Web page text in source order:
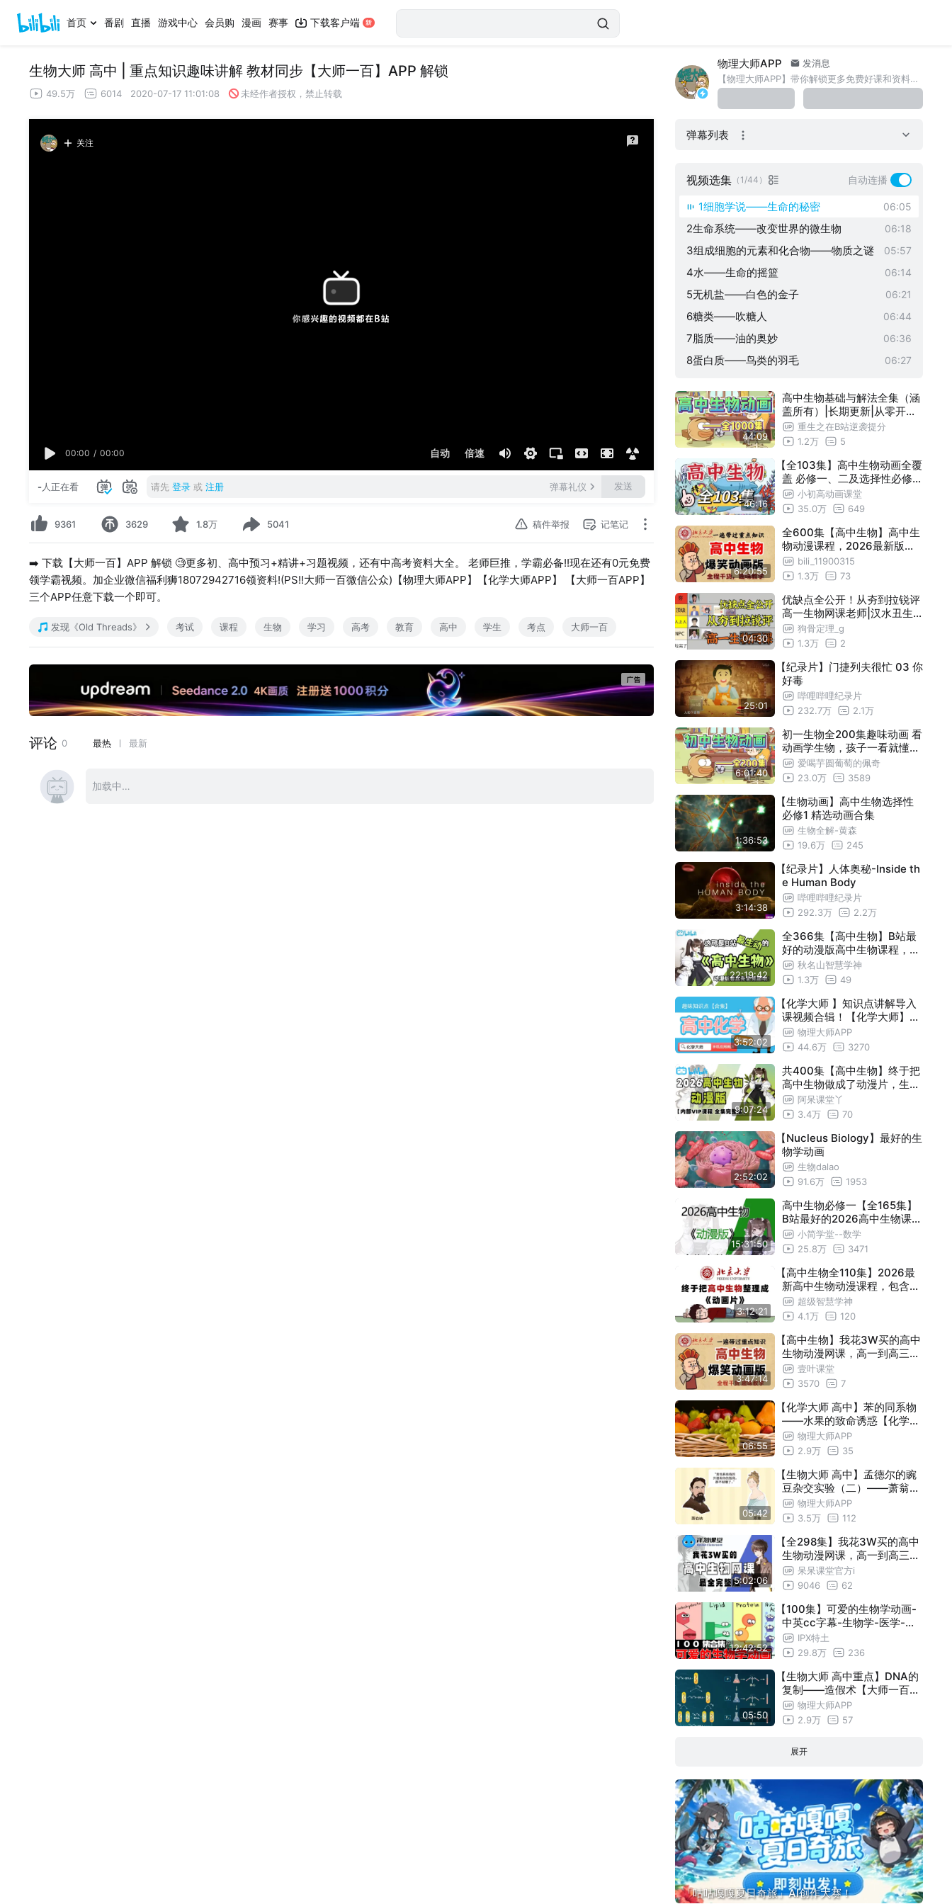
首页 番剧 直播 游戏中心 会员购 漫画 赛事 下载客户端
生物大师 高中 | 重点知识趣味讲解 教材同步【大师一百】APP 解锁
49.5万 6014 2020-07-17 11:01:08 未经作者授权，禁止转载
关注
00:00 / 00:00 自动 倍速
-人正在看 请先 登录 或 注册 弹幕礼仪 发送
9361 3629 1.8万 5041 稿件举报 记笔记
➡️ 下载【大师一百】APP 解锁 🧐更多初、高中预习+精讲+习题视频，还有中高考资料大全。 老师巨推，学霸必备!!现在还有0元免费
领学霸视频。加企业微信福利狮18072942716领资料!(PS!!大师一百微信公众)【物理大师APP】【化学大师APP】 【大师一百APP】
三个APP任意下载一个即可。
发现《Old Threads》 考试 课程 生物 学习 高考 教育 高中 学生 考点 大师一百
物理大师APP
发消息
【物理大师APP】带你解锁更多免费好课和资料！ 学科知识内容请关注微信公号物理大师、化学大师、数学大师。 商务合作联系：wdh-798
弹幕列表
视频选集 （1/44） 自动连播
1细胞学说——生命的秘密 06:05
2生命系统——改变世界的微生物 06:18
3组成细胞的元素和化合物——物质之谜 05:57
4水——生命的摇篮 06:14
5无机盐——白色的金子 06:21
6糖类——吹糖人 06:44
7脂质——油的奥妙 06:36
8蛋白质——鸟类的羽毛 06:27
10细胞膜的探索历程——医学之花 07:00
11细胞膜——系统的边界 06:30
12细胞器之间的分工——起飞，中国
13细胞器之间的协调配合——超级工厂 06:01
14细胞核的功能——克隆技术
15细胞核的结构——人体的大脑
16被动运输——通道蛋白与诺贝尔奖 05:37
17主动运输和胞吞胞吐——千与千寻
18酶的作用——夺命胰腺炎
19酶的本质——酿酒的故事 06:49
20酶的特性——制糖法的改进
21细胞呼吸——桃源酒家
22捕获光能的色素和结构——垂直农场 05:39
23光合作用的原理——农谚里的智慧
24细胞的增殖——感知未来
25有丝分裂——活字印刷 05:02
26细胞的分化——造血干细胞的采集 05:11
27细胞的衰老和死亡——被复制的人
28孟德尔的豌豆杂交实验（一）——豌
豆公主
05:58
29孟德尔的豌豆杂交实验（二）——萧
翁的幽默
30减数分裂和受精作用——破镜重圆
31基因在染色体上——人类基因组计划 06:04
32伴性遗传——欧洲皇室病
33DNA是主要的遗传物质（上）——星
际探索
34DNA是主要的遗传物质（下）——后
抗生素时代
05:31
35DNA的结构——美丽几何 05:19
36DNA的复制——造假术
37基因通常是有遗传效应的DNA片段—
—黄金大米
05:56
38基因指导蛋白质的合成（上）——侏
罗纪世界
06:18
39基因指导蛋白质的合成（下）——国
医的魅力
40基因表达与性状的关系——双子杀手
41基因突变——滚蛋吧，肿瘤君 05:51
42基因重组——朱砂鱼谱
43染色体变异——慢粒白血病
44人类遗传病——猩球崛起
44:09
高中生物基础与解法全集（涵
盖所有）|长期更新|从零开始
拯救所有学渣！
重生之在B站逆袭提分
1.2万
5
46:16
【全103集】高中生物动画全覆
盖 必修一、二及选择性必修一
、二，生物知识，高三备战全
掌握！
小初高动画课堂
35.0万
649
6:20:55
全600集【高中生物】高中生
物动漫课程，2026最新版，
覆盖高中生物所有知识点考点
，简单有趣，通俗易懂，从基
高中生物！！！
bili_11900315
1.3万
73
04:30
优缺点全公开！从夯到拉锐评
高一生物网课老师|汉水丑生
侯伟|李林|一生儿|金晶| 云鹏|
万猛|张鹏|煜姐
狗骨定理_g
1.3万
2
25:01
【纪录片】门捷列夫很忙 03 你
好毒
哔哩哔哩纪录片
232.7万
2.1万
6:01:40
初一生物全200集趣味动画 看
动画学生物，孩子一看就懂的
动画课堂 七年级生物初中生物
上下全册 人教版
爱喝芋圆葡萄的佩奇
23.0万
3589
1:36:53
【生物动画】高中生物选择性
必修1 精选动画合集
生物全解-黄森
19.6万
245
3:14:38
【纪录片】人体奥秘-Inside th
e Human Body
哔哩哔哩纪录片
292.3万
2.2万
22:19:42
全366集【高中生物】B站最
好的动漫版高中生物课程，20
26最新版高中生物必修一二三
课本详细讲解，包含高中生物
学会高中生物！
秋名山智慧学神
1.3万
49
3:52:02
【化学大师 】知识点讲解导入
课视频合辑！【化学大师】A
PP 解锁
物理大师APP
44.6万
3270
9:07:24
共400集【高中生物】终于把
高中生物做成了动漫片，生物
必修一到必修三，2026最新
版！包含高中生物所有必备知
频学好高中生物！
阿呆课堂丫
3.4万
70
2:52:02
【Nucleus Biology】最好的生
物学动画
生物dalao
91.6万
1953
15:31:50
高中生物必修一【全165集】
B站最好的2026高中生物课程
，高中生物必修一二三课本详
细讲解，包含高中生物所有知
中生物！！
小简学堂--数学
25.8万
3471
3:12:21
【高中生物全110集】2026最
新高中生物动漫课程，包含高
中生物所有知识点考点，简单
有趣，通俗易懂，从基础到精
超级智慧学神
4.1万
120
3:47:14
【高中生物】我花3W买的高中
生物动漫网课，高一到高三详
细讲解，通俗易懂，包含所有
知识点，看动漫学生物，轻松
！
壹叶课堂
3570
7
06:55
【化学大师 高中】苯的同系物
——水果的致命诱惑【化学大
师】APP 解锁
物理大师APP
2.9万
35
05:42
【生物大师 高中】孟德尔的豌
豆杂交实验（二）——萧翁的
幽默【大师一百】APP 解锁
物理大师APP
3.5万
112
5:02:06
【全298集】我花3W买的高中
生物动漫网课，高一到高三详
细讲解，通俗易懂，包含所有
知识点，看动漫学生物，轻松
！
呆呆课堂官方i
9046
62
12:42:52
【100集】可爱的生物学动画-
中英cc字幕-生物学-医学-科
普-英语听力口语单词听力语
法
IPX特土
29.8万
236
05:50
【生物大师 高中重点】DNA的
复制——造假术【大师一百】
APP 解锁
物理大师APP
2.9万
57
展开
「咕咕嘎嘎夏日奇旅」AI创作大赛！